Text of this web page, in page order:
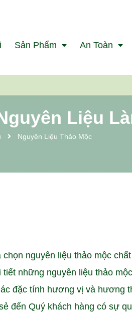
Sản Phẩm An Toàn
Liệu
Nguyên Liệu Thảo Mộc
chọn nguyên liệu thảo mộc
những nguyên liệu thảo
đặc tính hương vị và hương
đến Quý khách hàng có sự